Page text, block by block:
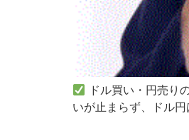
ドル買い・円売り
いが止まらず、ドル